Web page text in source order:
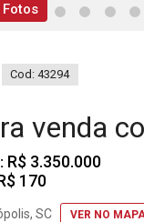
Fotos
Cod: 43294
venda
R$ 3.350.000
170
SC VER NO